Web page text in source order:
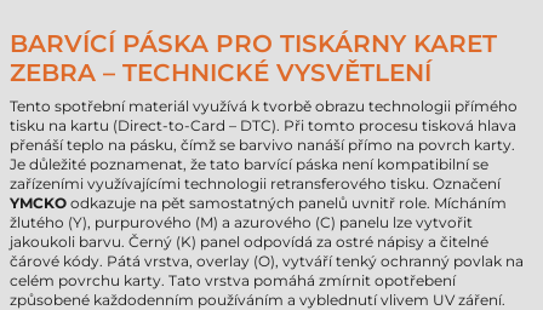
BARVÍCÍ PÁSKA PRO TISKÁRNY KARET
ZEBRA – TECHNICKÉ VYSVĚTLENÍ
Tento spotřební materiál využívá k tvorbě obrazu technologii přímého
tisku na kartu (Direct-to-Card – DTC). Při tomto procesu tisková hlava
přenáší teplo na pásku, čímž se barvivo nanáší přímo na povrch karty.
Je důležité poznamenat, že tato barvící páska není kompatibilní se
zařízeními využívajícími technologii retransferového tisku. Označení
YMCKO odkazuje na pět samostatných panelů uvnitř role. Mícháním
žlutého (Y), purpurového (M) a azurového (C) panelu lze vytvořit
jakoukoli barvu. Černý (K) panel odpovídá za ostré nápisy a čitelné
čárové kódy. Pátá vrstva, overlay (O), vytváří tenký ochranný povlak na
celém povrchu karty. Tato vrstva pomáhá zmírnit opotřebení
způsobené každodenním používáním a vyblednutí vlivem UV záření.